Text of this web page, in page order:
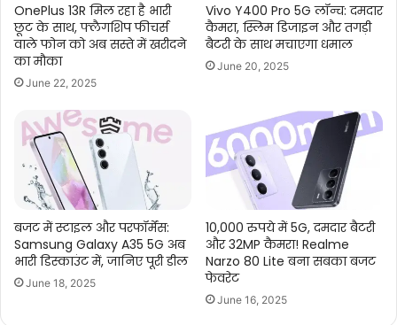
OnePlus 13R मिल रहा है भारी
छूट के साथ, फ्लैगशिप फीचर्स
वाले फोन को अब सस्ते में खरीदने
का मौका
June 22, 2025
Vivo Y400 Pro 5G लॉन्च: दमदार
कैमरा, स्लिम डिजाइन और तगड़ी
बैटरी के साथ मचाएगा धमाल
June 20, 2025
बजट में स्टाइल और परफॉर्मेंस:
Samsung Galaxy A35 5G अब
भारी डिस्काउंट में, जानिए पूरी डील
June 18, 2025
10,000 रुपये में 5G, दमदार बैटरी
और 32MP कैमरा! Realme
Narzo 80 Lite बना सबका बजट
फेवरेट
June 16, 2025